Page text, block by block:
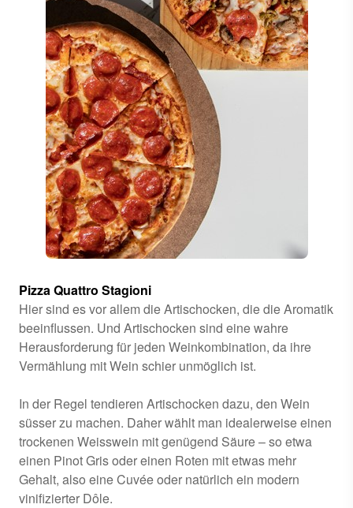
Pizza Quattro Stagioni
Hier sind es vor allem die Artischocken, die die Aromatik
beeinflussen. Und Artischocken sind eine wahre
Herausforderung für jeden Weinkombination, da ihre
Vermählung mit Wein schier unmöglich ist.
In der Regel tendieren Artischocken dazu, den Wein
süsser zu machen. Daher wählt man idealerweise einen
trockenen Weisswein mit genügend Säure – so etwa
einen Pinot Gris oder einen Roten mit etwas mehr
Gehalt, also eine Cuvée oder natürlich ein modern
vinifizierter Dôle.